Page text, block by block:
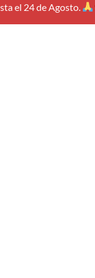
el 24 de Agosto.